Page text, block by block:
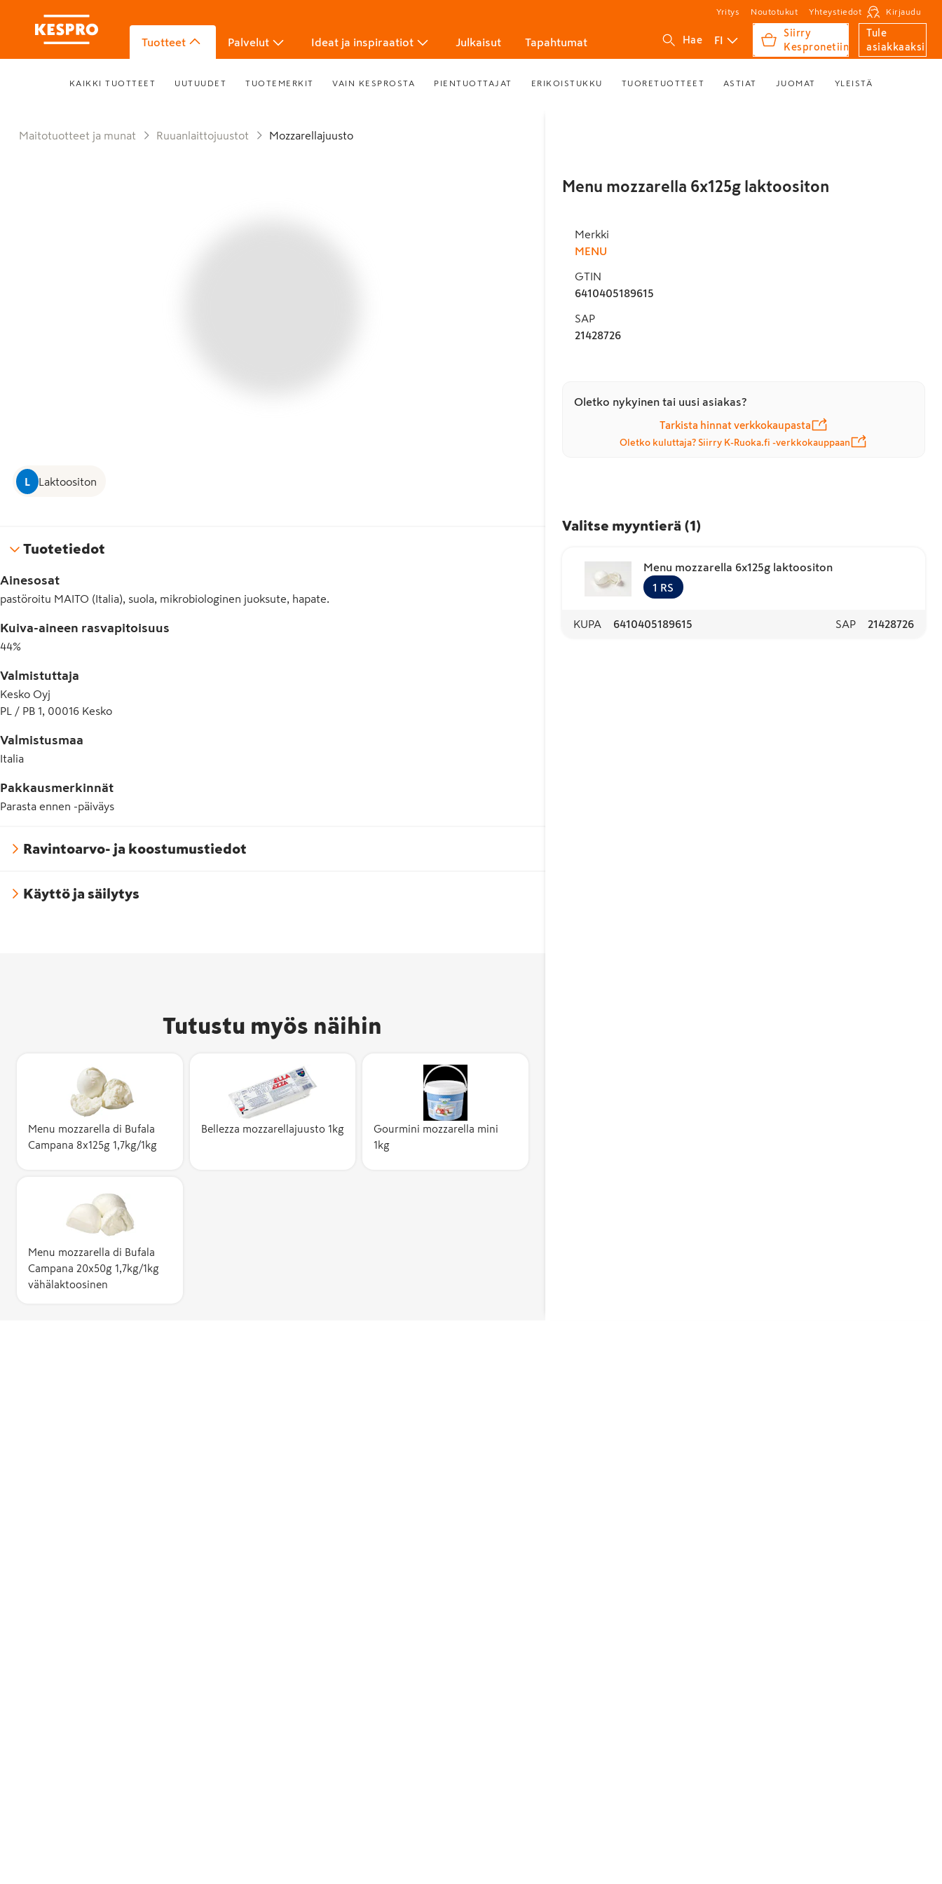
Yritys Noutotukut Yhteystiedot Kirjaudu
Tuotteet Palvelut Ideat ja inspiraatiot Julkaisut Tapahtumat Hae FI
Siirry
Kespronetiin
Tule
asiakkaaksi
KAIKKI TUOTTEET UUTUUDET TUOTEMERKIT VAIN KESPROSTA PIENTUOTTAJAT ERIKOISTUKKU TUORETUOTTEET ASTIAT JUOMAT YLEISTÄ
Maitotuotteet ja munat Ruuanlaittojuustot Mozzarellajuusto
L Laktoositon
Tuotetiedot
Ainesosat
pastöroitu MAITO (Italia), suola, mikrobiologinen juoksute, hapate.
Kuiva-aineen rasvapitoisuus
44%
Valmistuttaja
Kesko Oyj
PL / PB 1, 00016 Kesko
Valmistusmaa
Italia
Pakkausmerkinnät
Parasta ennen -päiväys
Ravintoarvo- ja koostumustiedot
Käyttö ja säilytys
Tutustu myös näihin
Menu mozzarella di Bufala
Campana 8x125g 1,7kg/1kg
Bellezza mozzarellajuusto 1kg
Gourmini mozzarella mini
1kg
Menu mozzarella di Bufala
Campana 20x50g 1,7kg/1kg
vähälaktoosinen
Menu mozzarella 6x125g laktoositon
Merkki
MENU
GTIN
6410405189615
SAP
21428726
Oletko nykyinen tai uusi asiakas?
Tarkista hinnat verkkokaupasta
Oletko kuluttaja? Siirry K-Ruoka.fi -verkkokauppaan
Valitse myyntierä (1 )
Menu mozzarella 6x125g laktoositon
1 RS
KUPA 6410405189615 SAP 21428726